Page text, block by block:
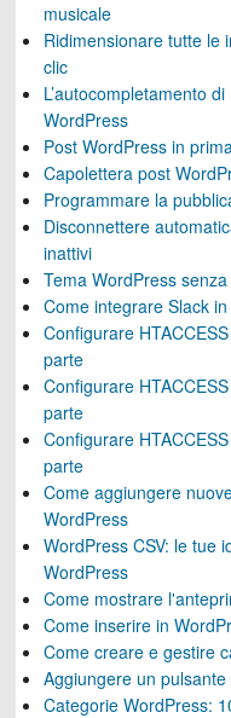
musicale
Ridimensionare tutte le
clic
L’autocompletamento
WordPress
Post WordPress in
Capolettera post
Programmare la
Disconnettere
inattivi
Tema WordPress
Come integrare Slack
Configurare
parte
Configurare
parte
Configurare
parte
Come aggiungere
WordPress
WordPress CSV: le tue
WordPress
Come mostrare
Come inserire in
Come creare e gestire
Aggiungere un
Categorie WordPress: